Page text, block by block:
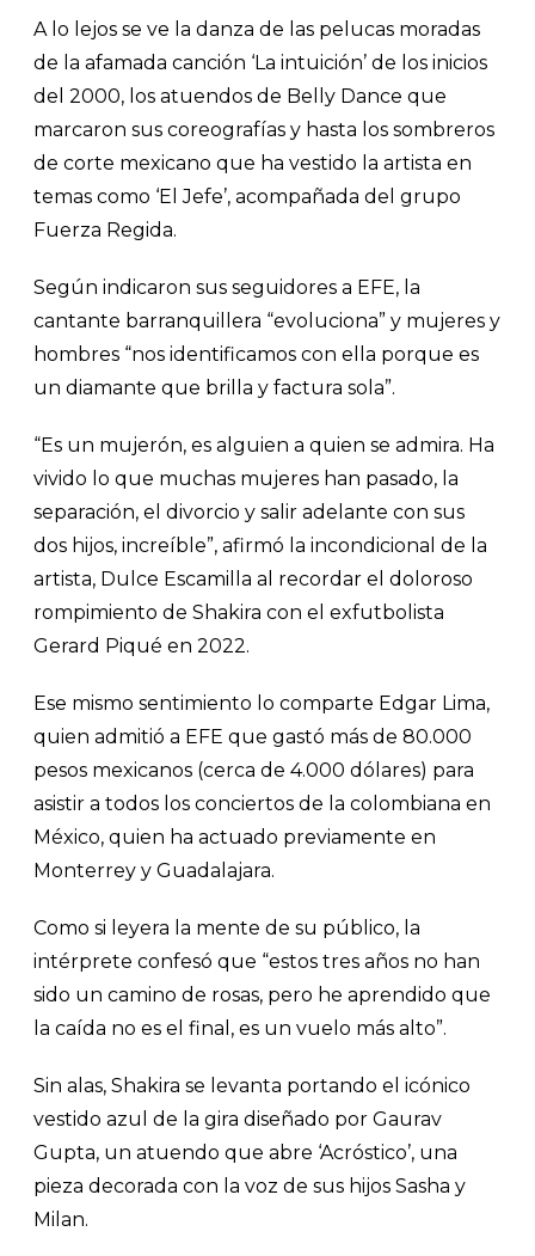
A lo lejos se ve la danza de las pelucas moradas
de la afamada canción ‘La intuición’ de los inicios
del 2000, los atuendos de Belly Dance que
marcaron sus coreografías y hasta los sombreros
de corte mexicano que ha vestido la artista en
temas como ‘El Jefe’, acompañada del grupo
Fuerza Regida.
Según indicaron sus seguidores a EFE, la
cantante barranquillera “evoluciona” y mujeres y
hombres “nos identificamos con ella porque es
un diamante que brilla y factura sola”.
“Es un mujerón, es alguien a quien se admira. Ha
vivido lo que muchas mujeres han pasado, la
separación, el divorcio y salir adelante con sus
dos hijos, increíble”, afirmó la incondicional de la
artista, Dulce Escamilla al recordar el doloroso
rompimiento de Shakira con el exfutbolista
Gerard Piqué en 2022.
Ese mismo sentimiento lo comparte Edgar Lima,
quien admitió a EFE que gastó más de 80.000
pesos mexicanos (cerca de 4.000 dólares) para
asistir a todos los conciertos de la colombiana en
México, quien ha actuado previamente en
Monterrey y Guadalajara.
Como si leyera la mente de su público, la
intérprete confesó que “estos tres años no han
sido un camino de rosas, pero he aprendido que
la caída no es el final, es un vuelo más alto”.
Sin alas, Shakira se levanta portando el icónico
vestido azul de la gira diseñado por Gaurav
Gupta, un atuendo que abre ‘Acróstico’, una
pieza decorada con la voz de sus hijos Sasha y
Milan.